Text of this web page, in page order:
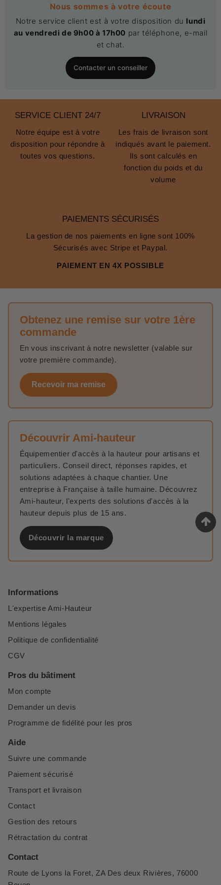
Nous sommes à votre écoute
Notre service client est à votre disposition du lundi
au vendredi de 9h00 à 17h00 par téléphone, e-mail
et chat.
Contacter un conseiller
SERVICE CLIENT 24/7
Notre équipe est à votre
disposition pour répondre à
toutes vos questions.
LIVRAISON
Les frais de livraison sont
indiqués avant le paiement.
Ils sont calculés en
fonction du poids et du
volume
PAIEMENTS SÉCURISÉS
La gestion de nos paiements en ligne sont 100%
Sécurisés avec Stripe et Paypal.
PAIEMENT EN 4X POSSIBLE
Obtenez une remise sur votre 1ère
commande
En vous inscrivant à notre newsletter (valable sur
votre première commande).
Recevoir ma remise
Découvrir Ami-hauteur
Équipementier d'accès à la hauteur pour artisans et
particuliers. Conseil direct, réponses rapides, et
solutions adaptées à chaque chantier. Une
entreprise à Française à taille humaine. Découvrez
Ami-hauteur, l'experts des solutions d'accès à la
hauteur depuis plus de 15 ans.
Découvrir la marque
Informations
L'expertise Ami-Hauteur
Mentions légales
Politique de confidentialité
CGV
Pros du bâtiment
Mon compte
Demander un devis
Programme de fidélité pour les pros
Aide
Suivre une commande
Paiement sécurisé
Transport et livraison
Contact
Gestion des retours
Rétractation du contrat
Contact
Route de Lyons la Foret, ZA Des deux Rivières, 76000